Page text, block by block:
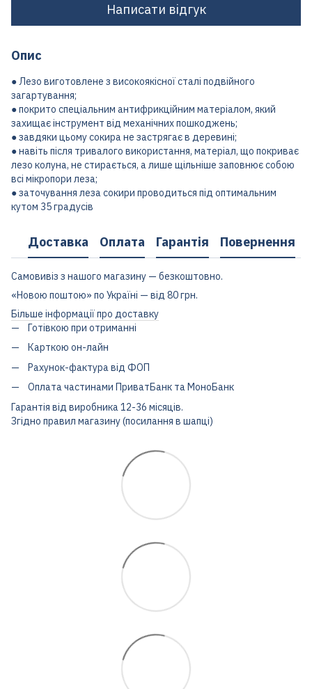
Написати відгук
Опис
● Лезо виготовлене з високоякісної сталі подвійного
загартування;
● покрито спеціальним антифрикційним матеріалом, який
захищає інструмент від механічних пошкоджень;
● завдяки цьому сокира не застрягає в деревині;
● навіть після тривалого використання, матеріал, що покриває
лезо колуна, не стирається, а лише щільніше заповнює собою
всі мікропори леза;
● заточування леза сокири проводиться під оптимальним
кутом 35 градусів
Доставка Оплата Гарантія Повернення
Самовивіз з нашого магазину — безкоштовно.
«Новою поштою» по Україні — від 80 грн.
Більше інформації про доставку
Готівкою при отриманні
Карткою он-лайн
Рахунок-фактура від ФОП
Оплата частинами ПриватБанк та МоноБанк
Гарантія від виробника 12-36 місяців.
Згідно правил магазину (посилання в шапці)